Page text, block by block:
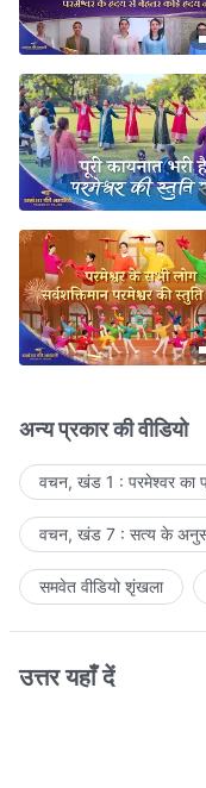
अन्य प्रकार की वीडियो
वचन, खंड 1 : परमेश्वर का
वचन, खंड 7 : सत्य के
समवेत वीडियो शृंखला
उत्तर यहाँ दें